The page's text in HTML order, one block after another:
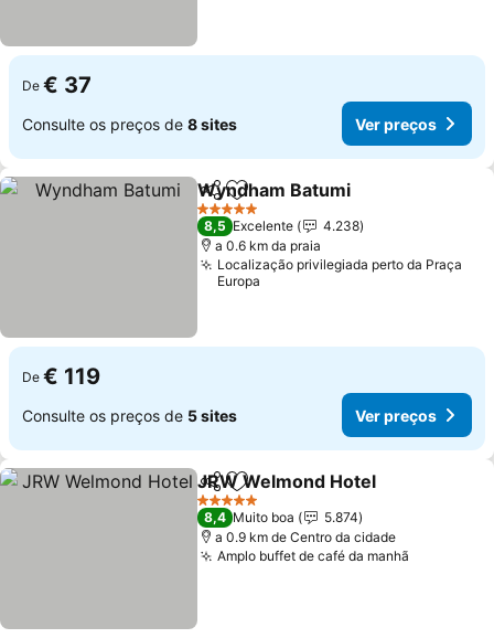
De € 37
Consulte os preços de 8 sites Ver preços
PartilharAdicionar aos favoritos
Wyndham Batumi
5 Estrelas
8,5 Excelente
4.238
a 0.6 km da praia
Localização privilegiada perto da Praça
Europa
De € 119
Consulte os preços de 5 sites Ver preços
PartilharAdicionar aos favoritos
JRW Welmond Hotel
5 Estrelas
8,4 Muito boa
5.874
a 0.9 km de Centro da cidade
Amplo buffet de café da manhã